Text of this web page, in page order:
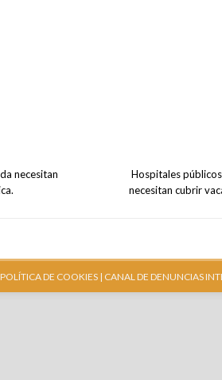
necesitan
Hospitales
necesitan cubrir
POLÍTICA DE COOKIES | CANAL DE DENUNCIAS